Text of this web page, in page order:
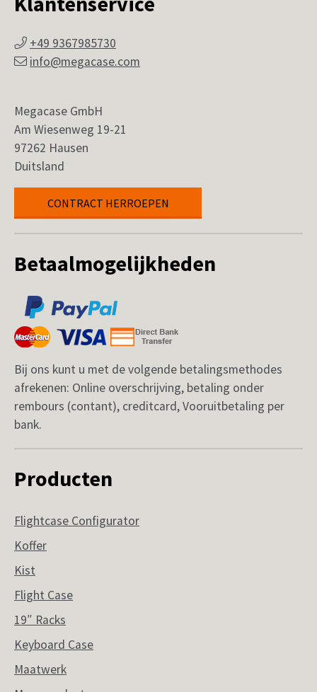
Betaalmogelijkheden
Bij ons kunt u met de volgende betalingsmethodes
afrekenen: Online overschrijving, betaling onder
rembours (contant), creditcard, Vooruitbetaling per
bank.
Producten
Flightcase Configurator
Koffer
Kist
Flight Case
19″ Racks
Keyboard Case
Maatwerk
+49 9367985730
info@megacase.com
Megacase GmbH
Am Wiesenweg 19-21
97262 Hausen
Duitsland
CONTRACT HERROEPEN